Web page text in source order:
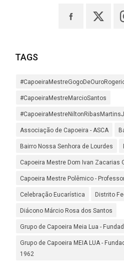
TAGS
#CapoeiraMestreMarcioSantos
Associação de Capoeira - ASCA
Bairro Nossa Senhora de Lourdes
Capoeira Mestre Dom Ivan Zacarias
Capoeira Mestre Polêmico -
Celebração Eucarística Distrito
Diácono Márcio Rosa dos Santos
Grupo de Capoeira Meia Lua -
Grupo de Capoeira MEIA LUA -
1962